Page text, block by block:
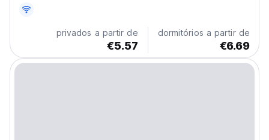
privados a partir de
€5.57
dormitórios a partir de
€6.69